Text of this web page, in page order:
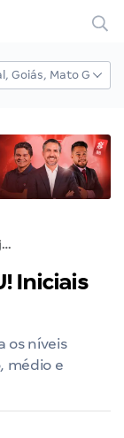
Concurso Cajuru SP: SAIU! Iniciais de até R$ 3,1 mil! Veja
Iniciais
os níveis
médio e